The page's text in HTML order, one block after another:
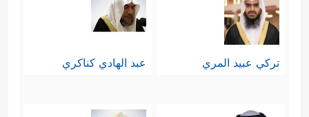
تركي عبيد المري عبد الهادي كناكري